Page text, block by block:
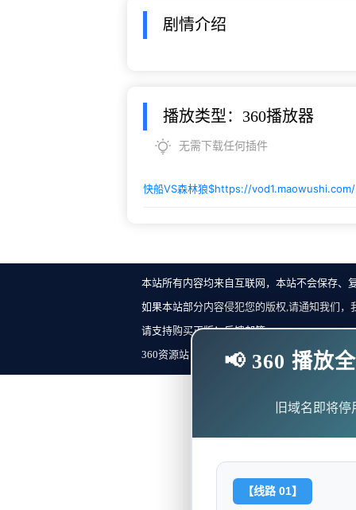
剧情介绍
播放类型：360播放器
无需下载任何插件
快船VS森林狼$https://
本站所有内容均来自互联网，本站不会保存、
如果本站部分内容侵犯您的版权,请通知我们
请支持购买正版！反馈邮箱：
360资源站 Copyright ©2018-2023 All Rights
📢 360 播放
旧域名即将
【线路 01】